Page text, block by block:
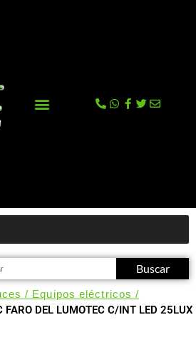
Buscar
/ Equipos eléctricos /
FARO DEL LUMOTEC C/INT LED 25LUX